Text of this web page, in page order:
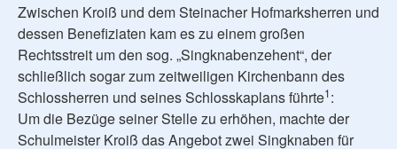
Zwischen Kroiß und dem Steinacher Hofmarksherren und
dessen Benefiziaten kam es zu einem großen
Rechtsstreit um den sog. „Singknabenzehent“, der
schließlich sogar zum zeitweiligen Kirchenbann des
Schlossherren und seines Schlosskaplans führte1:
Um die Bezüge seiner Stelle zu erhöhen, machte der
Schulmeister Kroiß das Angebot zwei Singknaben für